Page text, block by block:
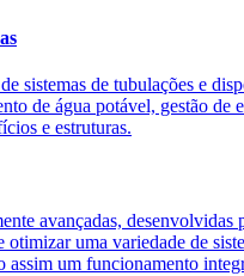
sistemas de tubulações e
de água potável, gestão de
e estruturas.
avançadas, desenvolvidas
uma variedade de
assim um funcionamento